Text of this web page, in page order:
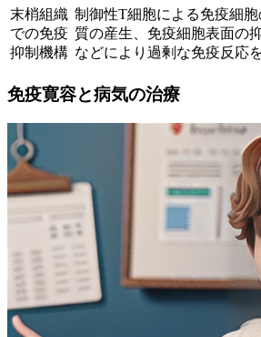
末梢組織
での免疫
抑制機構
制御性T細胞による免疫細
質の産生、免疫細胞表面の
などにより過剰な免疫反応
免疫寛容と病気の治療